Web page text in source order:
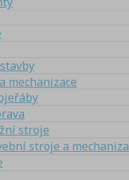
mechanizace
stroje
stroje a